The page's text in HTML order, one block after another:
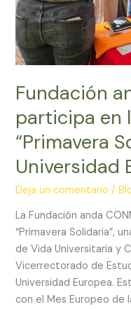
Fundación
participa en
“Primavera
Universidad
Deja un comentario /
La Fundación anda
“Primavera Solidaria”,
de Vida Universitaria y
Vicerrectorado de
Universidad Europea.
con el Mes Europeo
la
“Primavera
Solidaria”
de
Universidad
Europea